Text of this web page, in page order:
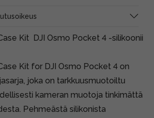
Kit DJI Osmo Pocket 4 -silikoonii
Kit for DJI Osmo Pocket 4 on
joka on tarkkuusmuotoiltu
kameran muotoja tinkimättä
Pehmeästä silikonista